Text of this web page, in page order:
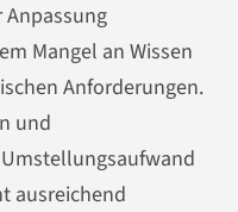
Mangel an Wissen
Anforderungen.
und
ausreichend